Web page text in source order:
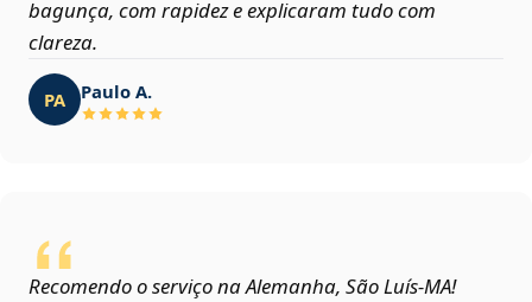
bagunça, com rapidez e explicaram tudo com
clareza.
PA Paulo A.
Recomendo o serviço na Alemanha, São Luís‑MA!